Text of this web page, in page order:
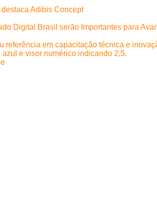
Adibis Concept
Digital Brasil serão Importantes para
referência em capacitação técnica e